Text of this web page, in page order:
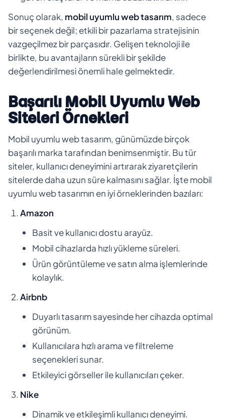
Sonuç olarak, mobil uyumlu web tasarım, sadece
bir seçenek değil; etkili bir pazarlama stratejisinin
vazgeçilmez bir parçasıdır. Gelişen teknoloji ile
birlikte, bu avantajların sürekli bir şekilde
değerlendirilmesi önemli hale gelmektedir.
Başarılı Mobil Uyumlu Web
Siteleri Örnekleri
Mobil uyumlu web tasarım, günümüzde birçok
başarılı marka tarafından benimsenmiştir. Bu tür
siteler, kullanıcı deneyimini artırarak ziyaretçilerin
sitelerde daha uzun süre kalmasını sağlar. İşte mobil
uyumlu web tasarımın en iyi örneklerinden bazıları:
Amazon
Basit ve kullanıcı dostu arayüz.
Mobil cihazlarda hızlı yükleme süreleri.
Ürün görüntüleme ve satın alma işlemlerinde
kolaylık.
Airbnb
Duyarlı tasarım sayesinde her cihazda optimal
görünüm.
Kullanıcılara hızlı arama ve filtreleme
seçenekleri sunar.
Etkileyici görseller ile kullanıcıları çeker.
Nike
Dinamik ve etkileşimli kullanıcı deneyimi.